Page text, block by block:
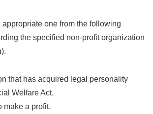
appropriate one from the following
the specified non-profit organization
that has acquired legal personality
Welfare Act.
make a profit.